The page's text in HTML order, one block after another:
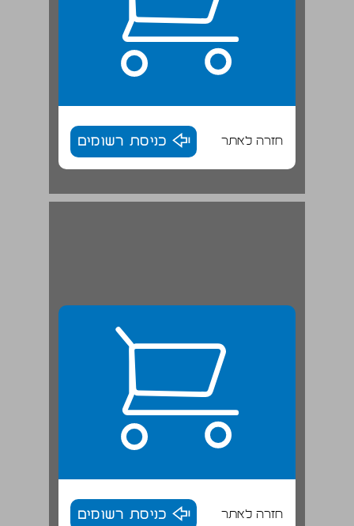
חזרה לאתר כניסת רשומים
חזרה לאתר כניסת רשומים